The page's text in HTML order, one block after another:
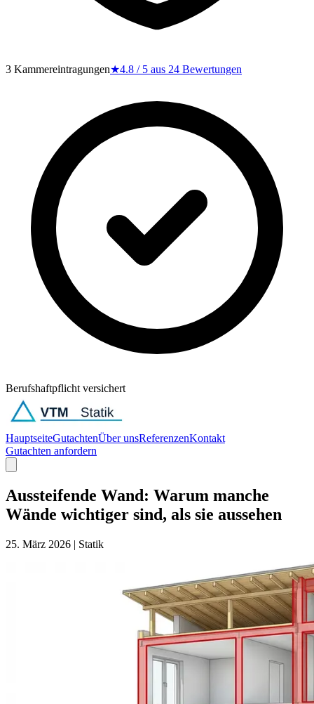
3 Kammereintragungen★4.8 / 5 aus 24 Bewertungen
Berufshaftpflicht versichert
HauptseiteGutachtenÜber unsReferenzenKontakt
Gutachten anfordern
Aussteifende Wand: Warum manche
Wände wichtiger sind, als sie aussehen
25. März 2026 | Statik